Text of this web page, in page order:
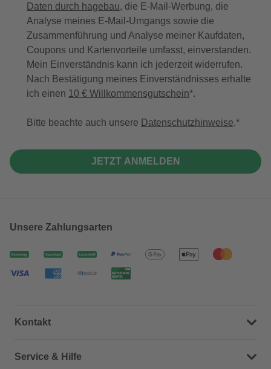
Daten durch hagebau, die E-Mail-Werbung, die
Analyse meines E-Mail-Umgangs sowie die
Zusammenführung und Analyse meiner Kaufdaten,
Coupons und Kartenvorteile umfasst, einverstanden.
Mein Einverständnis kann ich jederzeit widerrufen.
Nach Bestätigung meines Einverständnisses erhalte
ich einen 10 € Willkommensgutschein*.
Bitte beachte auch unsere Datenschutzhinweise.
JETZT ANMELDEN
Unsere Zahlungsarten
Kontakt
Dein Kontakt zu uns
Service & Hilfe